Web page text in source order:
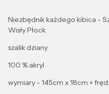
Niezbędnik każdego kibica -
Wisły Płock
szalik dziany
100 % akryl
wymiary - 145cm x 18cm +